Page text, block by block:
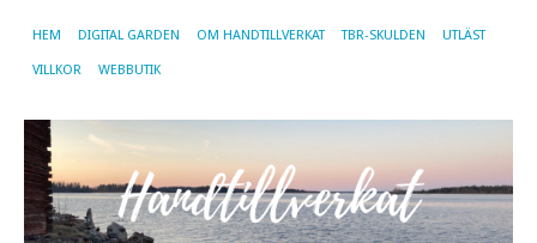
HEM DIGITAL GARDEN OM HANDTILLVERKAT TBR-SKULDEN UTLÄST
VILLKOR WEBBUTIK